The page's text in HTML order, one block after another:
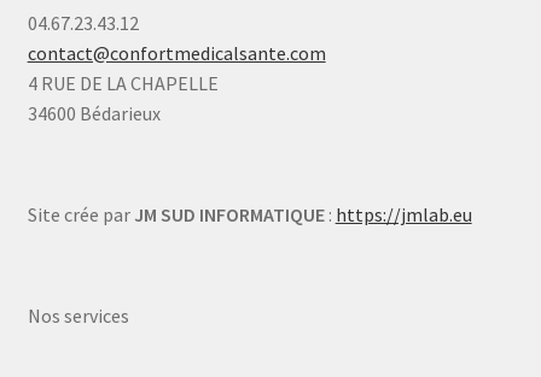
04.67.23.43.12
contact@confortmedicalsante.com
4 RUE DE LA CHAPELLE
34600 Bédarieux
Site crée par JM SUD INFORMATIQUE: https://jmlab.eu
Nos services